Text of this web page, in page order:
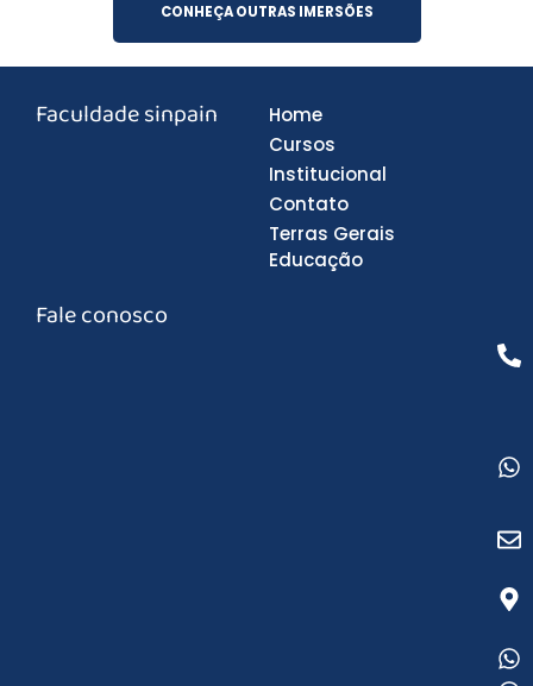
CONHEÇA OUTRAS IMERSÕES
Faculdade sinpain
Home
Cursos
Institucional
Contato
Terras Gerais
Educação
Fale conosco